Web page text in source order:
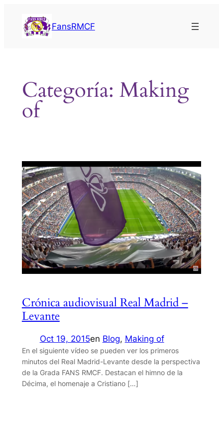
contenido
FansRMCF
Categoría: Making
of
Crónica audiovisual Real Madrid –
Levante
Oct 19, 2015en Blog, Making of
En el siguiente vídeo se pueden ver los primeros
minutos del Real Madrid-Levante desde la perspectiva
de la Grada FANS RMCF. Destacan el himno de la
Décima, el homenaje a Cristiano […]